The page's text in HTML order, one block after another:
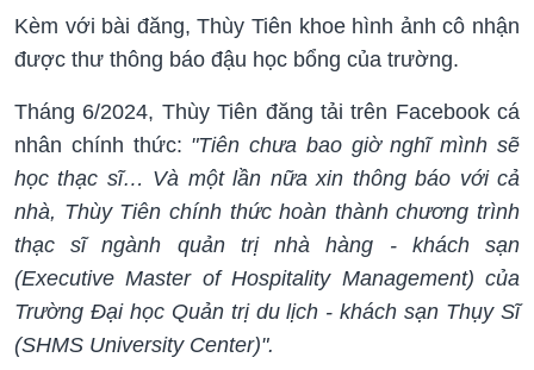
Kèm với bài đăng, Thùy Tiên khoe hình ảnh cô nhận
được thư thông báo đậu học bổng của trường.
Tháng 6/2024, Thùy Tiên đăng tải trên Facebook cá
nhân chính thức: "Tiên chưa bao giờ nghĩ mình sẽ
học thạc sĩ… Và một lần nữa xin thông báo với cả
nhà, Thùy Tiên chính thức hoàn thành chương trình
thạc sĩ ngành quản trị nhà hàng - khách sạn
(Executive Master of Hospitality Management) của
Trường Đại học Quản trị du lịch - khách sạn Thụy Sĩ
(SHMS University Center)".